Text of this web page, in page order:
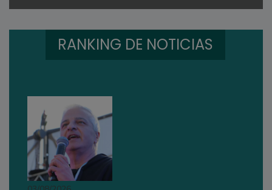
RANKING DE NOTICIAS